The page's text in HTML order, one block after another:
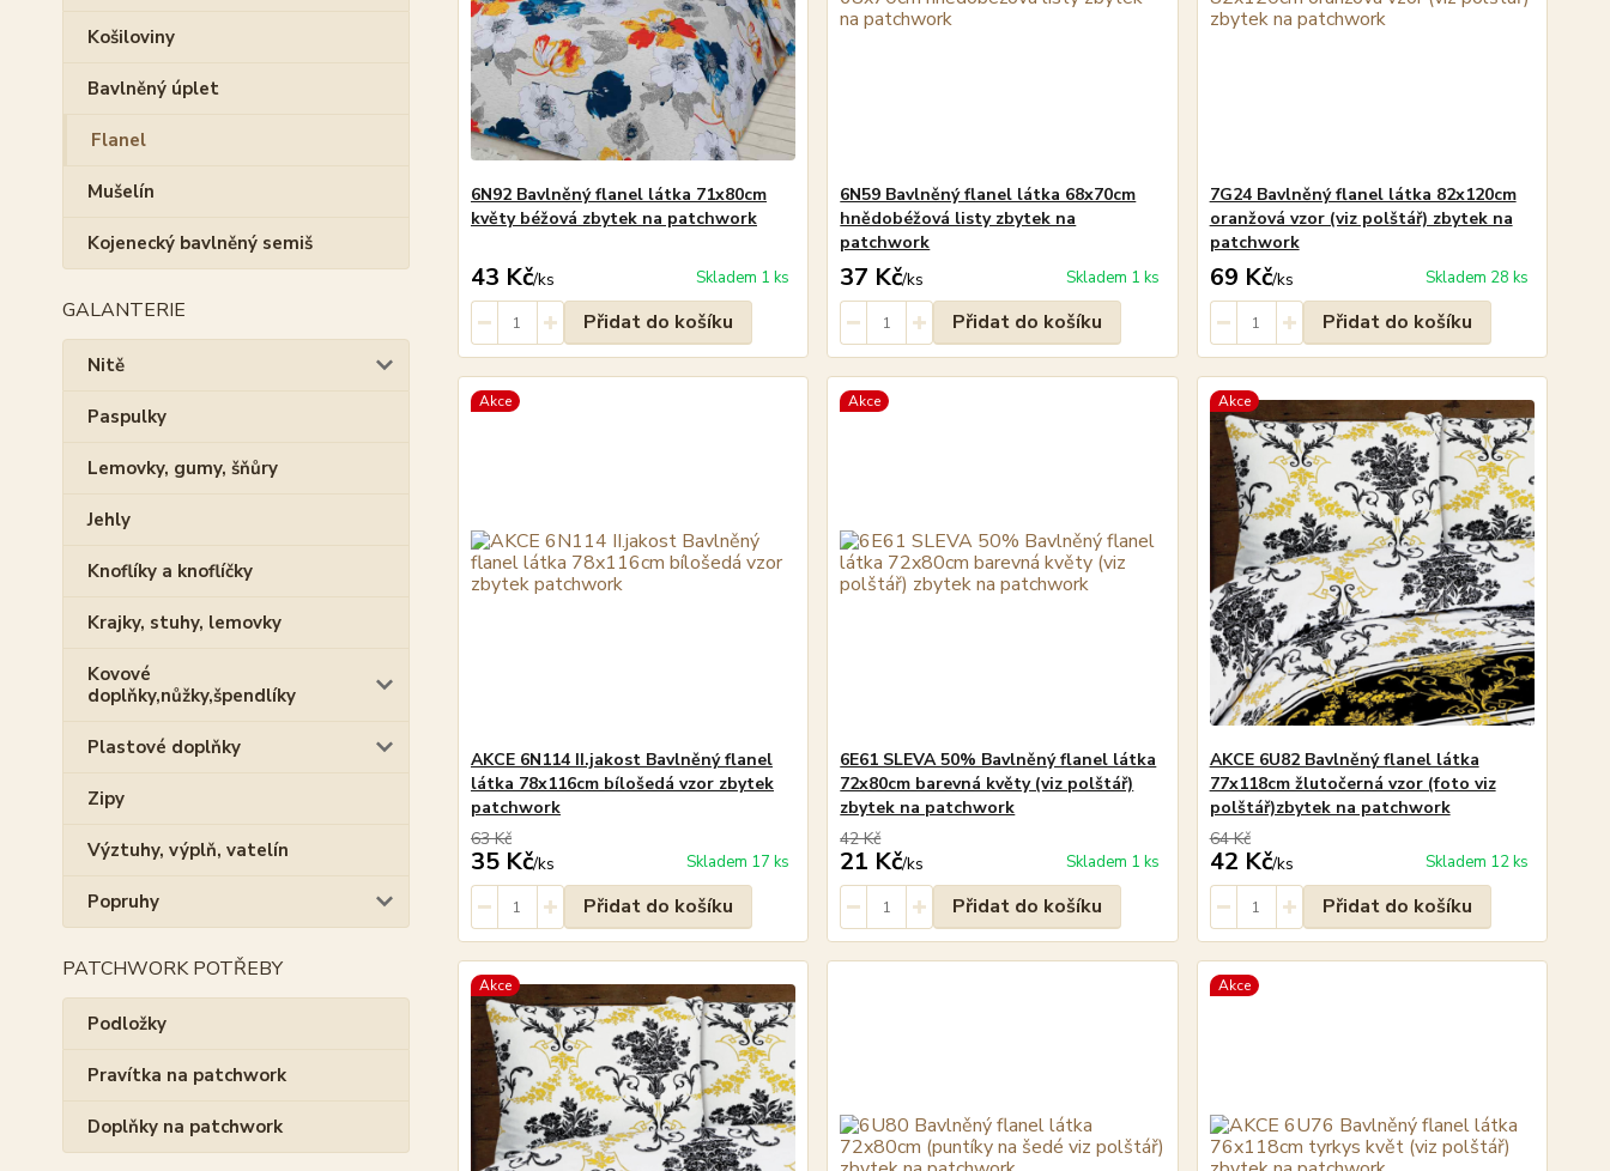
Košiloviny
Bavlněný úplet
Flanel
Mušelín
Kojenecký bavlněný semiš
GALANTERIE
Nitě
Paspulky
Lemovky, gumy, šňůry
Jehly
Knoflíky a knoflíčky
Krajky, stuhy, lemovky
Kovové
doplňky,nůžky,špendlíky
Plastové doplňky
Zipy
Výztuhy, výplň, vatelín
Popruhy
PATCHWORK POTŘEBY
Podložky
Pravítka na patchwork
Doplňky na patchwork
6N92 Bavlněný flanel látka 71x80cm
květy béžová zbytek na patchwork
43 Kč/ks Skladem 1 ks
Přidat do košíku
6N59 Bavlněný flanel látka 68x70cm
hnědobéžová listy zbytek na
patchwork
37 Kč/ks Skladem 1 ks
Přidat do košíku
7G24 Bavlněný flanel látka 82x120cm
oranžová vzor (viz polštář) zbytek na
patchwork
69 Kč/ks Skladem 28 ks
Přidat do košíku
Akce
AKCE 6N114 II.jakost Bavlněný flanel
látka 78x116cm bílošedá vzor zbytek
patchwork
63 Kč
35 Kč/ks Skladem 17 ks
Přidat do košíku
Akce
6E61 SLEVA 50% Bavlněný flanel látka
72x80cm barevná květy (viz polštář)
zbytek na patchwork
42 Kč
21 Kč/ks Skladem 1 ks
Přidat do košíku
Akce
AKCE 6U82 Bavlněný flanel látka
77x118cm žlutočerná vzor (foto viz
polštář)zbytek na patchwork
64 Kč
42 Kč/ks Skladem 12 ks
Přidat do košíku
Akce Akce